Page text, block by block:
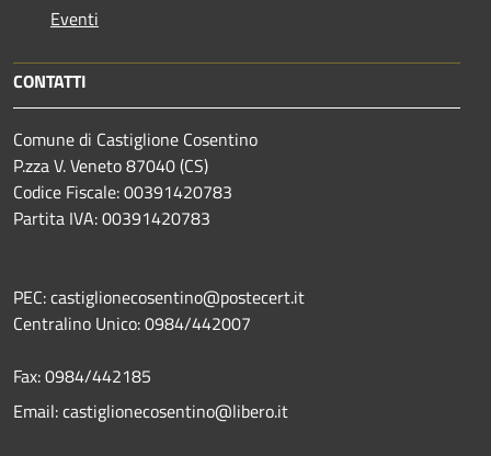
Eventi
CONTATTI
Comune di Castiglione Cosentino
P.zza V. Veneto 87040 (CS)
Codice Fiscale: 00391420783
Partita IVA: 00391420783
PEC: castiglionecosentino@postecert.it
Centralino Unico: 0984/442007
Fax: 0984/442185
Email: castiglionecosentino@libero.it